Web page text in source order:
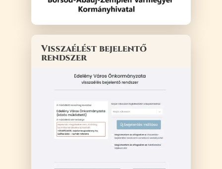
Visszaélést bejelentő
rendszer